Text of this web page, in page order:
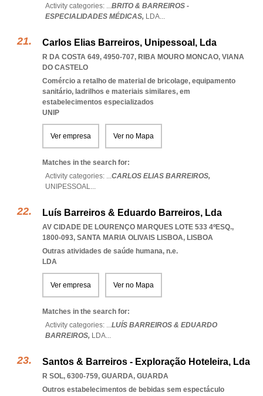
Activity categories: ...BRITO & BARREIROS -
ESPECIALIDADES MÉDICAS, LDA...
Carlos Elias Barreiros, Unipessoal, Lda
R DA COSTA 649, 4950-707, RIBA MOURO MONCAO, VIANA
DO CASTELO
Comércio a retalho de material de bricolage, equipamento
sanitário, ladrilhos e materiais similares, em
estabelecimentos especializados
UNIP
Ver empresa Ver no Mapa
Matches in the search for:
Activity categories: ...CARLOS ELIAS BARREIROS,
UNIPESSOAL...
Luís Barreiros & Eduardo Barreiros, Lda
AV CIDADE DE LOURENÇO MARQUES LOTE 533 4ºESQ.,
1800-093, SANTA MARIA OLIVAIS LISBOA, LISBOA
Outras atividades de saúde humana, n.e.
LDA
Ver empresa Ver no Mapa
Matches in the search for:
Activity categories: ...LUÍS BARREIROS & EDUARDO
BARREIROS, LDA...
Santos & Barreiros - Exploração Hoteleira, Lda
R SOL, 6300-759, GUARDA, GUARDA
Outros estabelecimentos de bebidas sem espectáculo